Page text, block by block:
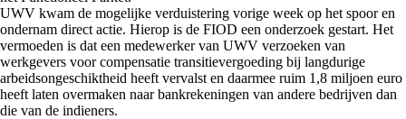
UWV kwam de mogelijke verduistering vorige week op het spoor en
ondernam direct actie. Hierop is de FIOD een onderzoek gestart. Het
vermoeden is dat een medewerker van UWV verzoeken van
werkgevers voor compensatie transitievergoeding bij langdurige
arbeidsongeschiktheid heeft vervalst en daarmee ruim 1,8 miljoen euro
heeft laten overmaken naar bankrekeningen van andere bedrijven dan
die van de indieners.